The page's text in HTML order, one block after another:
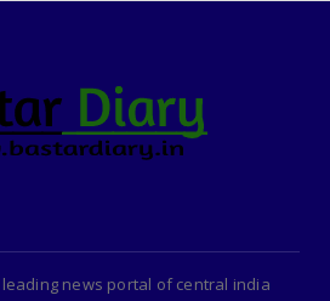
news portal of central india